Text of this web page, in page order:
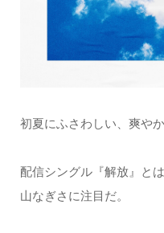
初夏にふさわしい、爽や
配信シングル『解放』と
山なぎさに注目だ。